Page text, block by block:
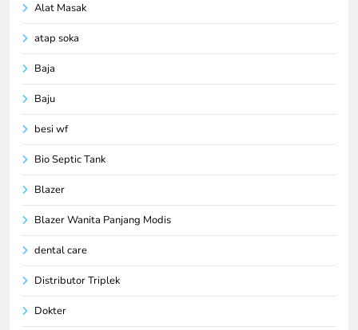
Alat Masak
atap soka
Baja
Baju
besi wf
Bio Septic Tank
Blazer
Blazer Wanita Panjang Modis
dental care
Distributor Triplek
Dokter